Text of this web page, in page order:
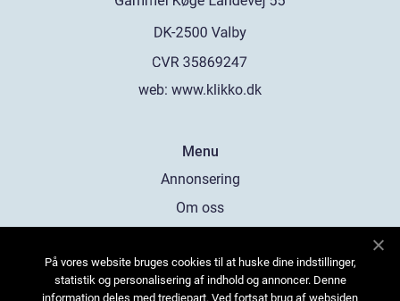
web: www.klikko.dk
Menu
Annonsering
Om oss
Kontakta oss
Sitemap
På vores website bruges cookies til at huske dine indstillinger,
statistik og personalisering af indhold og annoncer. Denne
information deles med tredjepart. Ved fortsat brug af websiden